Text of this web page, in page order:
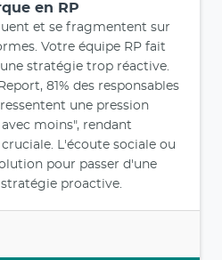
en RP
et se fragmentent sur
Votre équipe RP fait
stratégie trop réactive.
81% des responsables
une pression
moins", rendant
L'écoute sociale ou
pour passer d'une
proactive.